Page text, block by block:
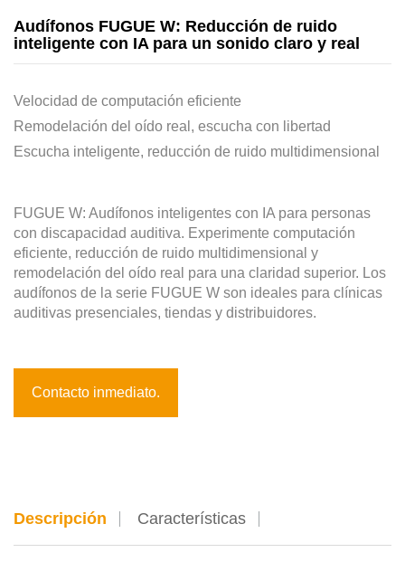
Audífonos FUGUE W: Reducción de ruido
inteligente con IA para un sonido claro y real
Velocidad de computación eficiente
Remodelación del oído real, escucha con libertad
Escucha inteligente, reducción de ruido multidimensional
FUGUE W: Audífonos inteligentes con IA para personas
con discapacidad auditiva. Experimente computación
eficiente, reducción de ruido multidimensional y
remodelación del oído real para una claridad superior. Los
audífonos de la serie FUGUE W son ideales para clínicas
auditivas presenciales, tiendas y distribuidores.
Contacto inmediato.
Descripción Características